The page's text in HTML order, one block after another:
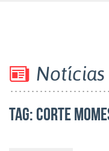
Notícias
TAG: corte